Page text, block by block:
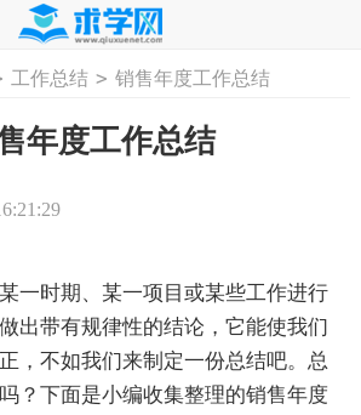
划 活动计划 学习计划
工作总结 > 销售年度工作总结
年度工作总结
时期、某一项目或某些工作进行
出带有规律性的结论，它能使我们
，不如我们来制定一份总结吧。总
？下面是小编收集整理的销售年度